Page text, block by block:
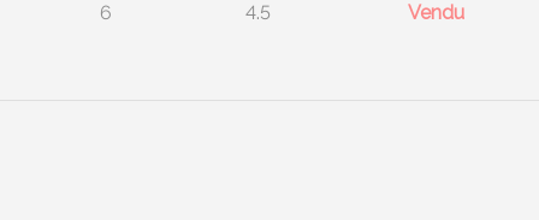
6
4.5
Vendu